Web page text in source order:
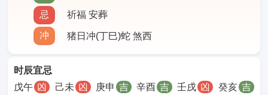
忌 祈福 安葬
冲 猪日冲(丁巳)蛇 煞西
时辰宜忌
戊午 凶 己未 凶 庚申 吉 辛酉 吉 壬戌 凶 癸亥 吉